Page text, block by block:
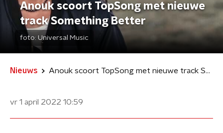
Anouk scoort TopSong met nieuwe
track Something Better
foto: Universal Music
Nieuws Anouk scoort TopSong met nieuwe track Something Better
vr 1 april 2022 10:59